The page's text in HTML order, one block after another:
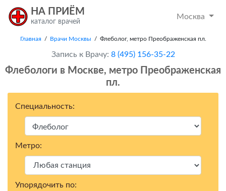
НА ПРИЁМ
каталог врачей
Москва
Главная / Врачи Москвы / Флеболог, метро Преображенская пл.
Запись к Врачу: 8 (495) 156-35-22
Флебологи в Москвe, метро Преображенская
пл.
Специальность:
Метро:
Упорядочить по: